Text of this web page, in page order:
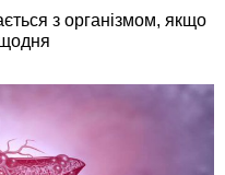
з організмом, якщо